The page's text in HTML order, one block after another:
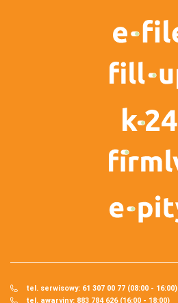
tel. serwisowy: 61 307 00 77 (08:00 - 16:00)
tel. awaryjny: 883 784 626 (16:00 - 18:00)